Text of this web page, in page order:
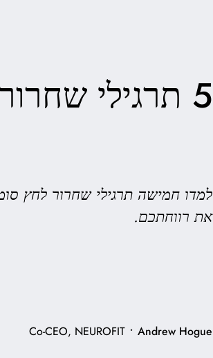
5 תרגילי שחרור לחץ סומטי
למדו חמישה תרגילי שחרור לחץ
את רווחתכם.
Andrew Hogue
•
Co-CEO, NEUROFIT